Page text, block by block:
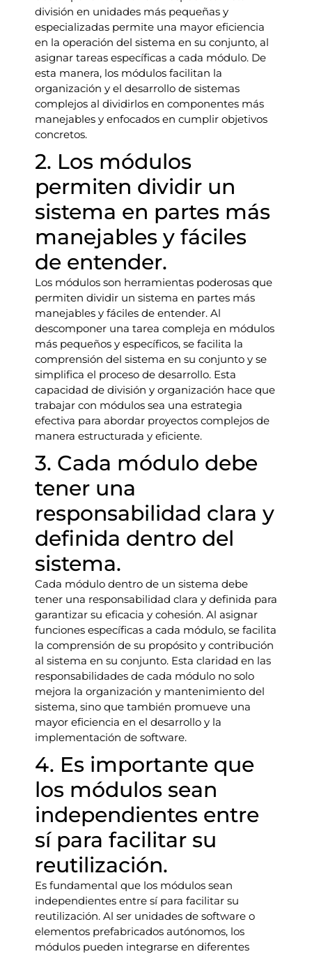
división en unidades más pequeñas y
especializadas permite una mayor eficiencia
en la operación del sistema en su conjunto, al
asignar tareas específicas a cada módulo. De
esta manera, los módulos facilitan la
organización y el desarrollo de sistemas
complejos al dividirlos en componentes más
manejables y enfocados en cumplir objetivos
concretos.
2. Los módulos
permiten dividir un
sistema en partes más
manejables y fáciles
de entender.
Los módulos son herramientas poderosas que
permiten dividir un sistema en partes más
manejables y fáciles de entender. Al
descomponer una tarea compleja en módulos
más pequeños y específicos, se facilita la
comprensión del sistema en su conjunto y se
simplifica el proceso de desarrollo. Esta
capacidad de división y organización hace que
trabajar con módulos sea una estrategia
efectiva para abordar proyectos complejos de
manera estructurada y eficiente.
3. Cada módulo debe
tener una
responsabilidad clara y
definida dentro del
sistema.
Cada módulo dentro de un sistema debe
tener una responsabilidad clara y definida para
garantizar su eficacia y cohesión. Al asignar
funciones específicas a cada módulo, se facilita
la comprensión de su propósito y contribución
al sistema en su conjunto. Esta claridad en las
responsabilidades de cada módulo no solo
mejora la organización y mantenimiento del
sistema, sino que también promueve una
mayor eficiencia en el desarrollo y la
implementación de software.
4. Es importante que
los módulos sean
independientes entre
sí para facilitar su
reutilización.
Es fundamental que los módulos sean
independientes entre sí para facilitar su
reutilización. Al ser unidades de software o
elementos prefabricados autónomos, los
módulos pueden integrarse en diferentes